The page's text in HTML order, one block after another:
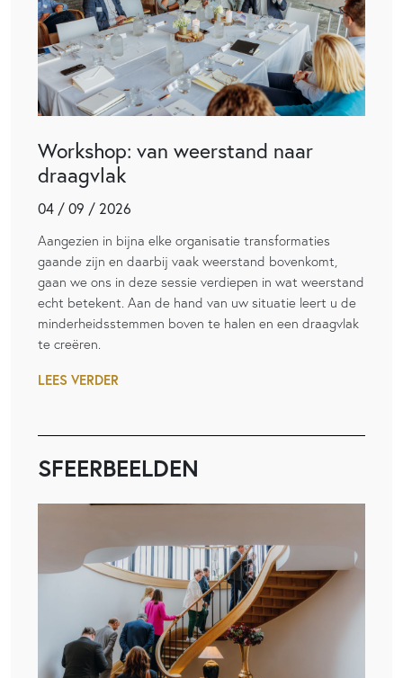
Workshop: van weerstand naar
draagvlak
04 / 09 / 2026
Aangezien in bijna elke organisatie transformaties
gaande zijn en daarbij vaak weerstand bovenkomt,
gaan we ons in deze sessie verdiepen in wat weerstand
echt betekent. Aan de hand van uw situatie leert u de
minderheidsstemmen boven te halen en een draagvlak
te creëren.
LEES VERDER
SFEERBEELDEN